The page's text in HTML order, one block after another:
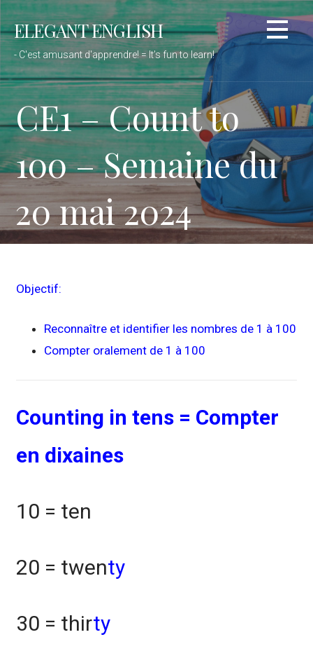
Passer
au
contenu
ELEGANT ENGLISH
- C'est amusant d'apprendre! = It’s fun to learn!
CE1 – Count to
100 – Semaine du
20 mai 2024
Objectif:
Reconnaître et identifier les nombres de 1 à 100
Compter oralement de 1 à 100
Counting in tens = Compter
en dixaines
10 = ten
20 = twenty
30 = thirty